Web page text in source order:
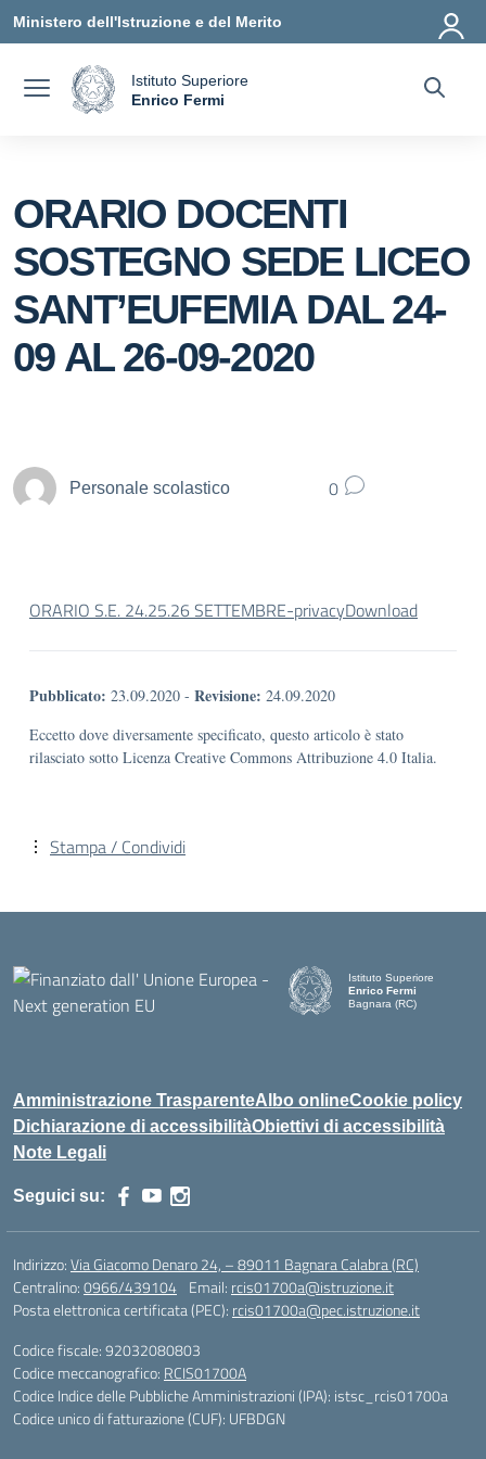
Vai ai contenuti
Vai al menu di navigazione
Vai al footer
Ministero dell'Istruzione e del Merito
Istituto Superiore
Enrico Fermi
ORARIO DOCENTI
SOSTEGNO SEDE LICEO
SANT’EUFEMIA DAL 24-
09 AL 26-09-2020
Personale scolastico 0
ORARIO S.E. 24.25.26 SETTEMBRE-privacyDownload
Pubblicato: 23.09.2020 - Revisione: 24.09.2020
Eccetto dove diversamente specificato, questo articolo è stato
rilasciato sotto Licenza Creative Commons Attribuzione 4.0 Italia.
Stampa / Condividi
Istituto Superiore
Enrico Fermi
Bagnara (RC)
Amministrazione TrasparenteAlbo onlineCookie policy
Dichiarazione di accessibilitàObiettivi di accessibilità
Note Legali
Seguici su:
Indirizzo:Via Giacomo Denaro 24, – 89011 Bagnara Calabra (RC)
Centralino:0966/439104 Email: rcis01700a@istruzione.it
Posta elettronica certificata (PEC): rcis01700a@pec.istruzione.it
Codice fiscale: 92032080803
Codice meccanografico: RCIS01700A
Codice Indice delle Pubbliche Amministrazioni (IPA): istsc_rcis01700a
Codice unico di fatturazione (CUF): UFBDGN